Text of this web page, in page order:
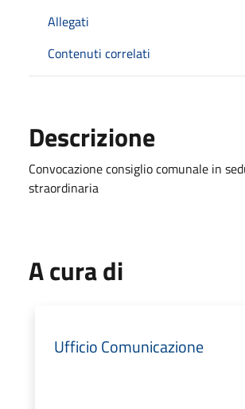
Allegati
Contenuti correlati
Descrizione
Convocazione consiglio comunale in
straordinaria
A cura di
Ufficio Comunicazione